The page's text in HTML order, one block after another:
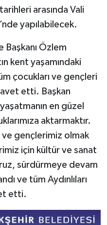
arasında Vali
yapılabilecek.
Başkanı Özlem
kent yaşamındaki
çocukları ve gençleri
etti. Başkan
en güzel
aktarmaktır.
ve gençlerimiz olmak
için kültür ve sanat
sürdürmeye devam
ve tüm Aydınlıları
etti.